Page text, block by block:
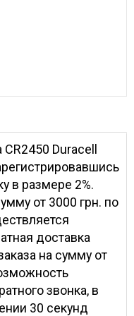
Duracell
в размере 2%.
от 3000 грн. по
доставка
на сумму от
звонка, в
30 секунд